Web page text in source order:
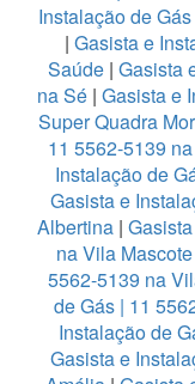
Instalação de
| Gasista e
Saúde| Gasista
na Sé | Gasista e
Super Quadra
11 5562-5139
Instalação de
Gasista e
Albertina |
na Vila Mascote
5562-5139 na
de Gás | 11
Instalação de
Gasista e